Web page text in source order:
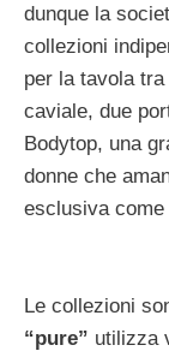
dunque la
collezioni
per la tavola
caviale, due
Bodytop, una
donne che
esclusiva
Le collezioni
“pure” utilizza